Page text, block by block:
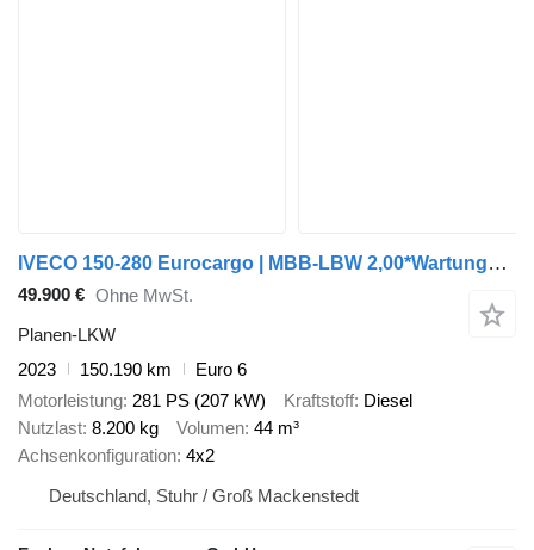
IVECO 150-280 Eurocargo | MBB-LBW 2,00*Wartungsvertrag
49.900 € Ohne MwSt.
Planen-LKW
2023
150.190 km
Euro 6
Motorleistung 281 PS (207 kW) Kraftstoff Diesel
Nutzlast 8.200 kg Volumen 44 m³
Achsenkonfiguration 4x2
Deutschland, Stuhr / Groß Mackenstedt